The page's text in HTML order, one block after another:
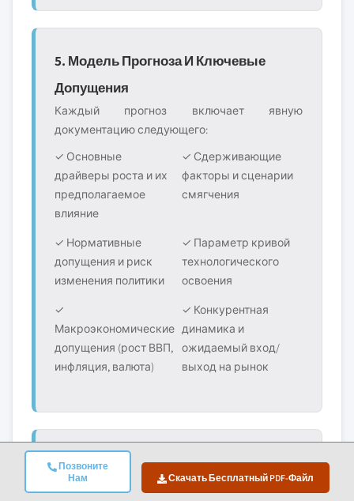
Позвоните
Нам
Скачать Бесплатный PDF-Файл
5. Модель Прогноза И Ключевые
Допущения
Каждый прогноз включает явную
документацию следующего:
✓ Основные
драйверы роста и их
предполагаемое
влияние
✓ Сдерживающие
факторы и сценарии
смягчения
✓ Нормативные
допущения и риск
изменения политики
✓ Параметр кривой
технологического
освоения
✓
Макроэкономические
допущения (рост ВВП,
инфляция, валюта)
✓ Конкурентная
динамика и
ожидаемый вход/
выход на рынок
6. Валидация И Обеспечение
Качества